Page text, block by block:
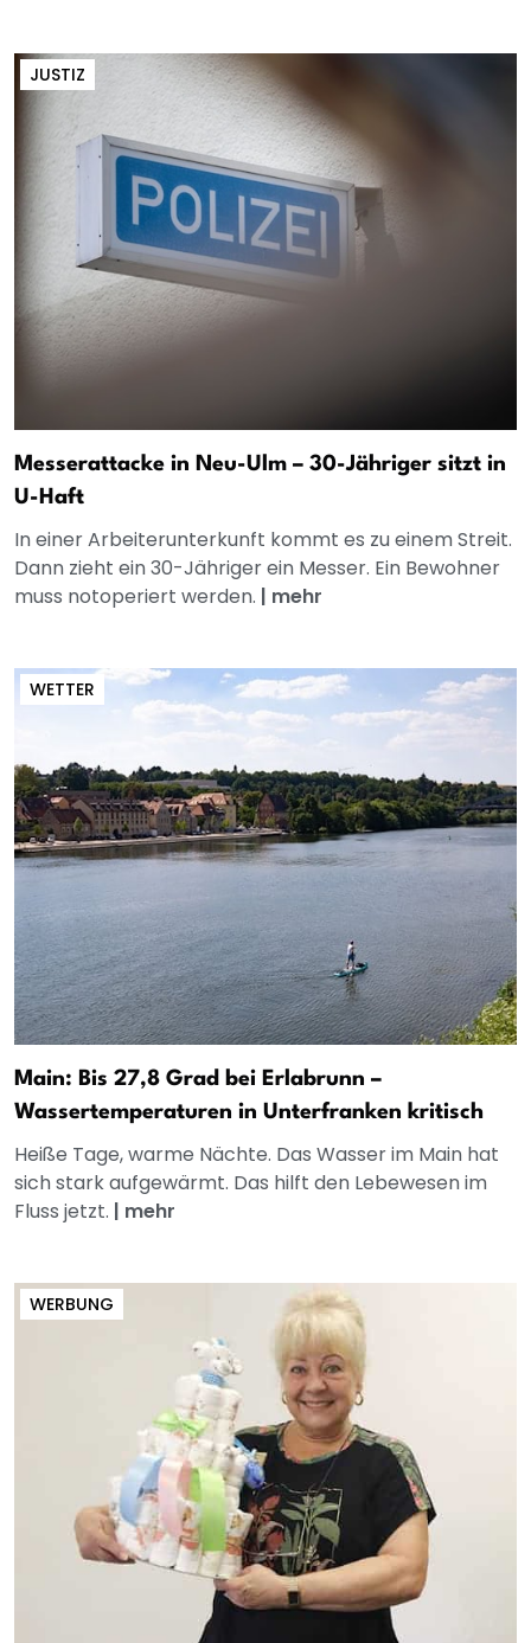
JUSTIZ
Messerattacke in Neu-Ulm – 30-Jähriger sitzt in
U-Haft
In einer Arbeiterunterkunft kommt es zu einem Streit.
Dann zieht ein 30-Jähriger ein Messer. Ein Bewohner
muss notoperiert werden. | mehr
WETTER
Main: Bis 27,8 Grad bei Erlabrunn –
Wassertemperaturen in Unterfranken kritisch
Heiße Tage, warme Nächte. Das Wasser im Main hat
sich stark aufgewärmt. Das hilft den Lebewesen im
Fluss jetzt. | mehr
WERBUNG